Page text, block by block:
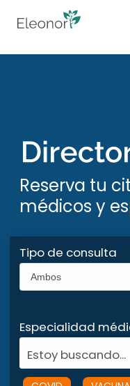
Reserva tu
médicos y
Tipo de consulta
Especialidad
Estoy buscando...